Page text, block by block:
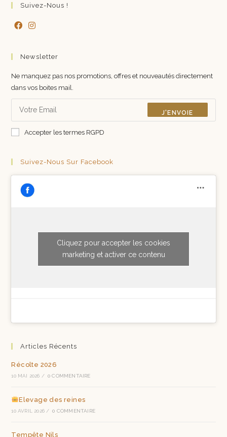
Suivez-Nous !
Newsletter
Ne manquez pas nos promotions, offres et nouveautés directement
dans vos boites mail.
J'ENVOIE
Accepter les termes RGPD
Suivez-Nous Sur Facebook
Cliquez pour accepter les cookies
marketing et activer ce contenu
Articles Récents
Récolte 2026
10 MAI 2026 / 0 COMMENTAIRE
Elevage des reines
10 AVRIL 2026 / 0 COMMENTAIRE
Tempête Nils